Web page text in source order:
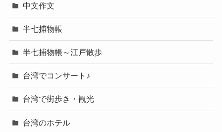
中文作文
半七捕物帳
半七捕物帳～江戸散歩
台湾でコンサート♪
台湾で街歩き・観光
台湾のホテル